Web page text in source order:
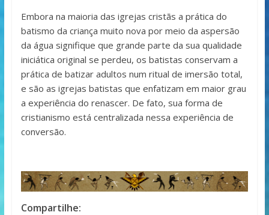
Embora na maioria das igrejas cristãs a prática do
batismo da criança muito nova por meio da aspersão
da água signifique que grande parte da sua qualidade
iniciática original se perdeu, os batistas conservam a
prática de batizar adultos num ritual de imersão total,
e são as igrejas batistas que enfatizam em maior grau
a experiência do renascer. De fato, sua forma de
cristianismo está centralizada nessa experiência de
conversão.
Compartilhe: